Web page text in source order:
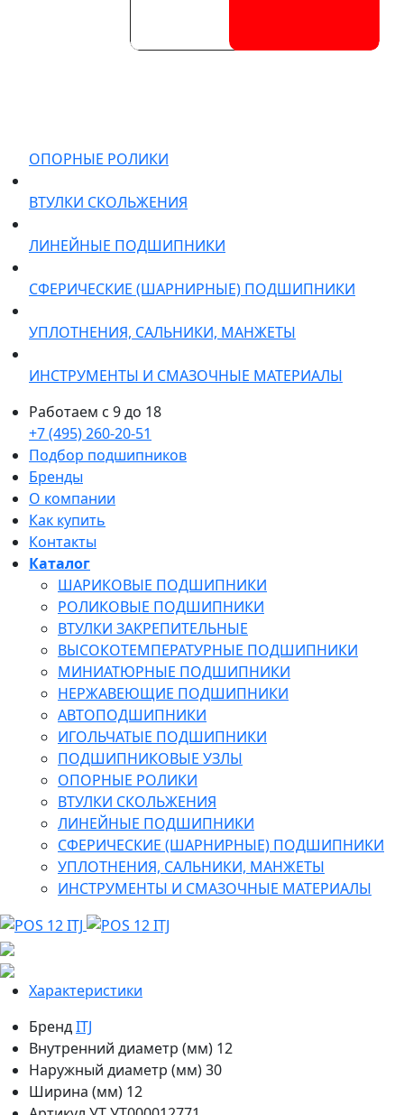
ОПОРНЫЕ РОЛИКИ
ВТУЛКИ СКОЛЬЖЕНИЯ
ЛИНЕЙНЫЕ ПОДШИПНИКИ
СФЕРИЧЕСКИЕ (ШАРНИРНЫЕ) ПОДШИПНИКИ
УПЛОТНЕНИЯ, САЛЬНИКИ, МАНЖЕТЫ
ИНСТРУМЕНТЫ И СМАЗОЧНЫЕ МАТЕРИАЛЫ
Работаем с 9 до 18
+7 (495) 260-20-51
Подбор подшипников
Бренды
О компании
Как купить
Контакты
Каталог
ШАРИКОВЫЕ ПОДШИПНИКИ
РОЛИКОВЫЕ ПОДШИПНИКИ
ВТУЛКИ ЗАКРЕПИТЕЛЬНЫЕ
ВЫСОКОТЕМПЕРАТУРНЫЕ ПОДШИПНИКИ
МИНИАТЮРНЫЕ ПОДШИПНИКИ
НЕРЖАВЕЮЩИЕ ПОДШИПНИКИ
АВТОПОДШИПНИКИ
ИГОЛЬЧАТЫЕ ПОДШИПНИКИ
ПОДШИПНИКОВЫЕ УЗЛЫ
ОПОРНЫЕ РОЛИКИ
ВТУЛКИ СКОЛЬЖЕНИЯ
ЛИНЕЙНЫЕ ПОДШИПНИКИ
СФЕРИЧЕСКИЕ (ШАРНИРНЫЕ) ПОДШИПНИКИ
УПЛОТНЕНИЯ, САЛЬНИКИ, МАНЖЕТЫ
ИНСТРУМЕНТЫ И СМАЗОЧНЫЕ МАТЕРИАЛЫ
Характеристики
БрендITJ
Внутренний диаметр (мм) 12
Наружный диаметр (мм)30
Ширина (мм) 12